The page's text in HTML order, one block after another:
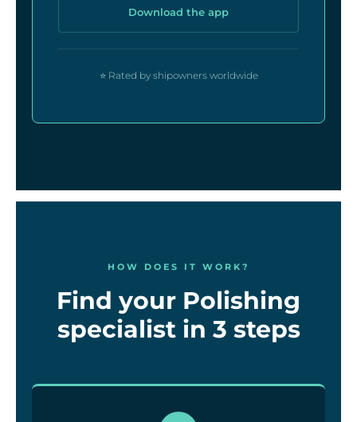
Download the app
⭐ Rated by shipowners worldwide
HOW DOES IT WORK?
Find your Polishing
specialist in 3 steps